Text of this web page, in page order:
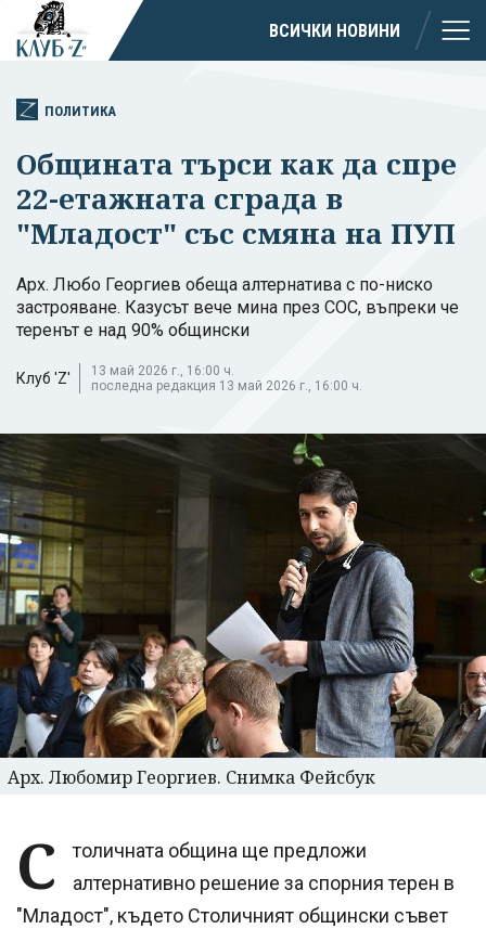
ВСИЧКИ НОВИНИ
ПОЛИТИКА
Общината търси как да спре
22-етажната сграда в
"Младост" със смяна на ПУП
Арх. Любо Георгиев обеща алтернатива с по-ниско
застрояване. Казусът вече мина през СОС, въпреки че
теренът е над 90% общински
Клуб 'Z'
13 май 2026 г., 16:00 ч.
последна редакция 13 май 2026 г., 16:00 ч.
Арх. Любомир Георгиев. Снимка Фейсбук
С
толичната община ще предложи
алтернативно решение за спорния терен в
"Младост", където Столичният общински съвет